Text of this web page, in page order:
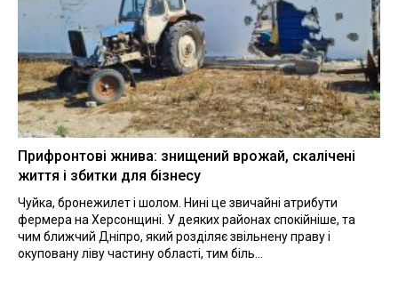
Прифронтові жнива: знищений врожай, скалічені
життя і збитки для бізнесу
Чуйка, бронежилет і шолом. Нині це звичайні атрибути
фермера на Херсонщині. У деяких районах спокійніше, та
чим ближчий Дніпро, який розділяє звільнену праву і
окуповану ліву частину області, тим біль...